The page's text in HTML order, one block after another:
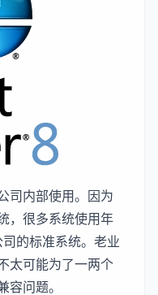
司内部使用。因为
，很多系统使用年
的标准系统。老业
太可能为了一两个
容问题。